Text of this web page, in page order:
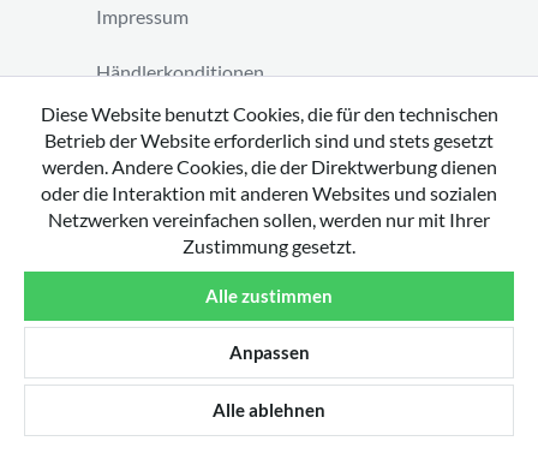
Impressum
Händlerkonditionen
Vertrag widerrufen
Copyright 2026 by tavato GmbH
Diese Website benutzt Cookies, die für den technischen
Betrieb der Website erforderlich sind und stets gesetzt
werden. Andere Cookies, die der Direktwerbung dienen
oder die Interaktion mit anderen Websites und sozialen
Netzwerken vereinfachen sollen, werden nur mit Ihrer
Zustimmung gesetzt.